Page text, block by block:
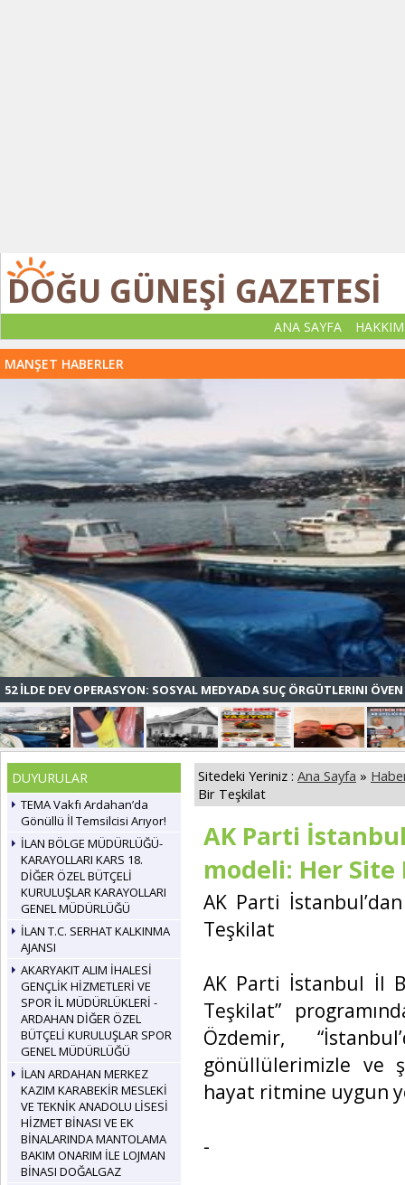
DOĞU GÜNEŞİ GAZETESİ
ANA SAYFA
MANŞET HABERLER
52 İLDE DEV OPERASYON: SOSYAL MEDYADA SUÇ ÖRGÜTLERINI
DUYURULAR
TEMA Vakfı Ardahan’da
Gönüllü İl Temsilcisi Arıyor!
İLAN BÖLGE MÜDÜRLÜĞÜ-
KARAYOLLARI KARS 18.
DİĞER ÖZEL BÜTÇELİ
KURULUŞLAR KARAYOLLARI
GENEL MÜDÜRLÜĞÜ
İLAN T.C. SERHAT KALKINMA
AJANSI
AKARYAKIT ALIM İHALESİ
GENÇLİK HİZMETLERİ VE
SPOR İL MÜDÜRLÜKLERİ -
ARDAHAN DİĞER ÖZEL
BÜTÇELİ KURULUŞLAR SPOR
GENEL MÜDÜRLÜĞÜ
İLAN ARDAHAN MERKEZ
KAZIM KARABEKİR MESLEKİ
VE TEKNİK ANADOLU LİSESİ
HİZMET BİNASI VE EK
BİNALARINDA MANTOLAMA
BAKIM ONARIM İLE LOJMAN
BİNASI DOĞALGAZ
Sitedeki Yeriniz : Ana Sayfa »
Bir Teşkilat
AK Parti
modeli: Her
AK Parti
Teşkilat
AK Parti İstanbul İl
Teşkilat”
Özdemir,
gönüllülerimizle ve
hayat ritmine uygun
-